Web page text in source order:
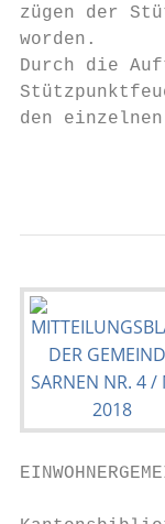
zügen der
worden.
Durch die
den